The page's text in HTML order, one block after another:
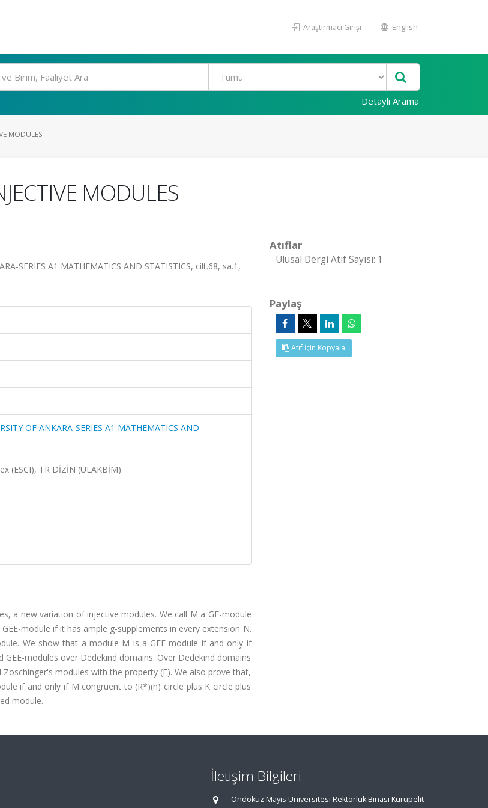
Araştırmacı Girişi English
Detaylı Arama
MODULES
MODULES
SERIES A1 MATHEMATICS AND STATISTICS, cilt.68, sa.1,
OF ANKARA-SERIES A1 MATHEMATICS AND
(ESCI), TR DİZİN (ULAKBİM)
a new variation of injective modules. We call M a GE-module
module if it has ample g-supplements in every extension N.
We show that a module M is a GEE-module if and only if
modules over Dedekind domains. Over Dedekind domains
modules with the property (E). We also prove that,
if and only if M congruent to (R*)(n) circle plus K circle plus
module.
Atıflar
Ulusal Dergi Atıf Sayısı: 1
Paylaş
Atıf İçin Kopyala
İletişim Bilgileri
Ondokuz Mayıs Üniversitesi Rektörlük Binası Kurupelit